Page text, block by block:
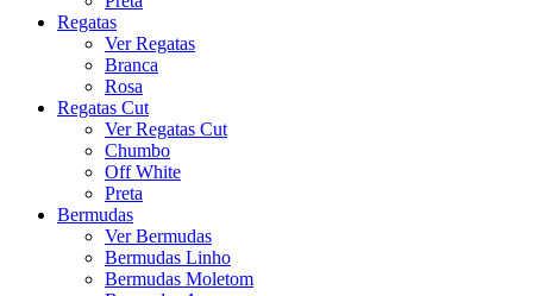
Regatas
Ver Regatas
Branca
Rosa
Regatas Cut
Ver Regatas Cut
Chumbo
Off White
Preta
Bermudas
Ver Bermudas
Bermudas Linho
Bermudas Moletom